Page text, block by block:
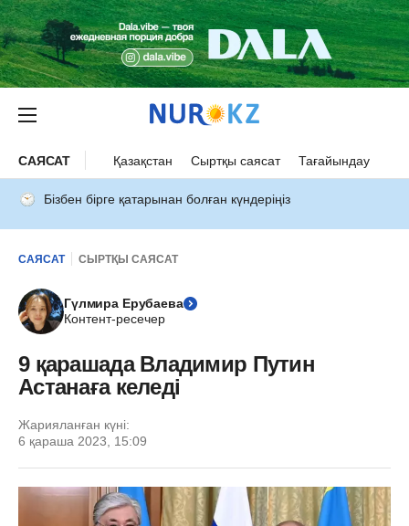
САЯСАТ Қазақстан Сыртқы саясат Тағайындау
Бізбен бірге қатарынан болған күндеріңіз
САЯСАТ СЫРТҚЫ САЯСАТ
Гүлмира Ерубаева
Контент-ресечер
9 қарашада Владимир Путин
Астанаға келеді
Жарияланған күні:
6 қараша 2023, 15:09